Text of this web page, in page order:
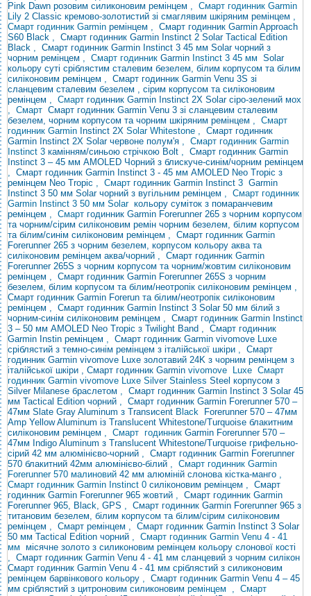
Pink Dawn розовим силиконовим ремінцем , Смарт годинник Garmin
Lily 2 Classic кремово-золотистий зі смаглявим шкіряним ремінцем ,
Смарт годинник Garmin ремінцем , Смарт годинник Garmin Approach
S60 Black , Смарт годинник Garmin Instinct 2 Solar Tactical Edition
Black , Смарт годинник Garmin Instinct 3 45 мм Solar чорний з
чорним ремінцем , Смарт годинник Garmin Instinct 3 45 мм Solar
кольору суті сріблястим сталевим безелем, білим корпусом та білим
силіконовим ремінцем , Смарт годинник Garmin Venu 3S зі
сланцевим сталевим безелем , сірим корпусом та силіконовим
ремінцем , Смарт годинник Garmin Instinct 2X Solar сіро-зелений мох
, Смарт Смарт годинник Garmin Venu 3 зі сланцевим сталевим
безелем, чорним корпусом та чорним шкіряним ремінцем , Смарт
годинник Garmin Instinct 2X Solar Whitestone , Смарт годинник
Garmin Instinct 2X Solar червоне полум'я , Смарт годинник Garmin
Instinct 3 камінням/синьою стрічкою Bolt , Смарт годинник Garmin
Instinct 3 – 45 мм AMOLED Чорний з блискуче-синім/чорним ремінцем
, Смарт годинник Garmin Instinct 3 - 45 мм AMOLED Neo Tropic з
ремінцем Neo Tropic , Смарт годинник Garmin Instinct 3 Garmin
Instinct 3 50 мм Solar чорний з вугільним ремінцем , Смарт годинник
Garmin Instinct 3 50 мм Solar кольору суміток з помаранчевим
ремінцем , Смарт годинник Garmin Forerunner 265 з чорним корпусом
та чорним/сірим силіконовим ремін чорним безелем, білим корпусом
та білим/синім силіконовим ремінцем , Смарт годинник Garmin
Forerunner 265 з чорним безелем, корпусом кольору аква та
силіконовим ремінцем аква/чорний , Смарт годинник Garmin
Forerunner 265S з чорним корпусом та чорним/жовтим силіконовим
ремінцем , Смарт годинник Garmin Forerunner 265S з чорним
безелем, білим корпусом та білим/неотропік силіконовим ремінцем ,
Смарт годинник Garmin Forerun та білим/неотропік силіконовим
ремінцем , Смарт годинник Garmin Instinct 3 Solar 50 мм білий з
чорним-синім силіконовим ремінцем , Смарт годинник Garmin Instinct
3 – 50 мм AMOLED Neo Tropic з Twilight Band , Смарт годинник
Garmin Instin ремінцем , Смарт годинник Garmin vivomove Luxe
сріблястий з темно-синім ремінцем з італійської шкіри , Смарт
годинник Garmin vivomove Luxe золотавий 24K з чорним ремінцем з
італійської шкіри , Смарт годинник Garmin vivomove
Luxe Смарт
годинник Garmin vivomove Luxe Silver Stainless Steel корпусом з
Silver Milanese браслетом , Смарт годинник Garmin Instinct 3 Solar 45
мм Tactical Edition чорний , Смарт годинник Garmin Forerunner 570 –
47мм Slate Gray Aluminum з Transиcent Black
Forerunner 570 – 47мм
Amp Yellow Aluminum із Translucent Whitestone/Turquoise блакитним
силіконовим ремінцем , Смарт годинник Garmin Forerunner 570 –
47мм Indigo Aluminum з Translucent Whitestone/Turquoise грифельно-
сірий 42 мм алюмінієво-чорний , Смарт годинник Garmin Forerunner
570 блакитний 42мм алюмінієво-білий , Смарт годинник Garmin
Forerunner 570 малиновий 42 мм алюміній слонова кістка-манго ,
Смарт годинник Garmin Instinct 0 силіконовим ремінцем , Смарт
годинник Garmin Forerunner 965 жовтий , Смарт годинник Garmin
Forerunner 965, Black, GPS , Смарт годинник Garmin Forerunner 965 з
титановим безелем, білим корпусом та білим/сірим силіконовим
ремінцем , Смарт ремінцем , Смарт годинник Garmin Instinct 3 Solar
50 мм Tactical Edition чорний , Смарт годинник Garmin Venu 4 - 41
мм місячне золото з силиконовим ремінцем кольору слонової кості
, Смарт годинник Garmin Venu 4 - 41 мм сланцевий з чорним силікон
Смарт годинник Garmin Venu 4 - 41 мм сріблястий з силиконовим
ремінцем барвінкового кольору , Смарт годинник Garmin Venu 4 – 45
мм сріблястий з цитроновим силиконовим ремінцем , Смарт